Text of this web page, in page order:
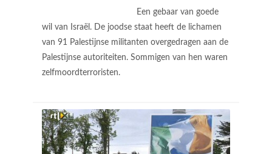
Een gebaar van goede
wil van Israël. De joodse staat heeft de lichamen
van 91 Palestijnse militanten overgedragen aan de
Palestijnse autoriteiten. Sommigen van hen waren
zelfmoordterroristen.